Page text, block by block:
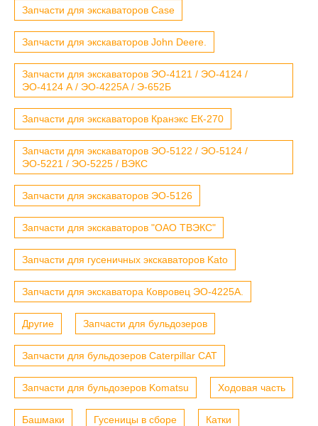
Запчасти для экскаваторов Case
Запчасти для экскаваторов John Deere.
Запчасти для экскаваторов ЭО-4121 / ЭО-4124 /
ЭО-4124 А / ЭО-4225А / Э-652Б
Запчасти для экскаваторов Кранэкс ЕК-270
Запчасти для экскаваторов ЭО-5122 / ЭО-5124 /
ЭО-5221 / ЭО-5225 / ВЭКС
Запчасти для экскаваторов ЭО-5126
Запчасти для экскаваторов "ОАО ТВЭКС"
Запчасти для гусеничных экскаваторов Kato
Запчасти для экскаватора Ковровец ЭО-4225А.
Другие Запчасти для бульдозеров
Запчасти для бульдозеров Caterpillar CAT
Запчасти для бульдозеров Komatsu Ходовая часть
Башмаки Гусеницы в сборе Катки